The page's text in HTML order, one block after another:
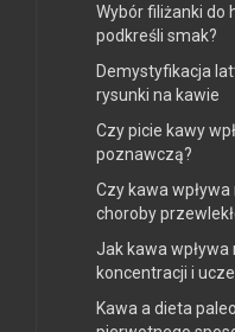
Wybór filiżanki do
podkreśli smak?
Demystyfikacja
rysunki na kawie
Czy picie kawy
poznawczą?
Czy kawa
choroby
Jak kawa
koncentracji i
Kawa a dieta